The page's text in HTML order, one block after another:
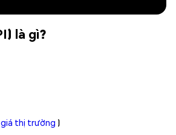
là gì?
giá thị trường )